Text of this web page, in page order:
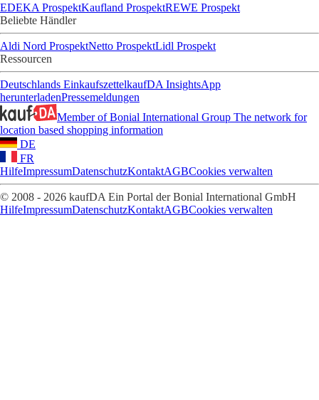
EDEKA ProspektKaufland ProspektREWE Prospekt
Beliebte Händler
Aldi Nord ProspektNetto ProspektLidl Prospekt
Ressourcen
Deutschlands EinkaufszettelkaufDA InsightsApp
herunterladenPressemeldungen
Member of Bonial International Group The network for
location based shopping information
DE
FR
HilfeImpressumDatenschutzKontaktAGBCookies verwalten
© 2008 - 2026 kaufDA Ein Portal der Bonial International GmbH
HilfeImpressumDatenschutzKontaktAGBCookies verwalten